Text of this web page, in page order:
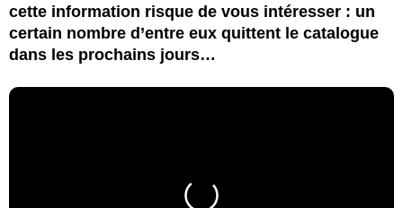
cette information risque de vous intéresser : un
certain nombre d’entre eux quittent le catalogue
dans les prochains jours…